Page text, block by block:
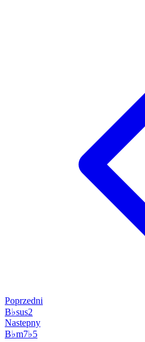
Poprzedni
B♭sus2
Nastepny
B♭m7♭5